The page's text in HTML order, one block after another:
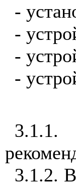
-
-
-
-
3.1.1.
3.1.2.